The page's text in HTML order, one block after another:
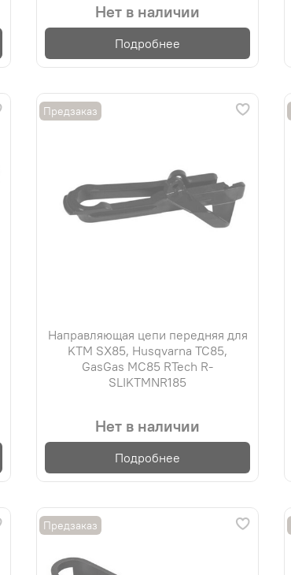
Нет в наличии
Подробнее
Предзаказ
Направляющая цепи передняя для
KTM SX85, Husqvarna TC85,
GasGas MC85 RTech R-
SLIKTMNR185
Нет в наличии
Подробнее
Предзаказ